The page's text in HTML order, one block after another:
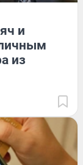
и
из